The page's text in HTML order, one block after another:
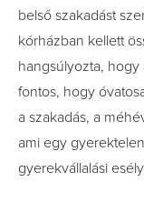
belső szakadást
kórházban kellett
hangsúlyozta,
fontos, hogy
a szakadás, a
ami egy
gyerekvállalási